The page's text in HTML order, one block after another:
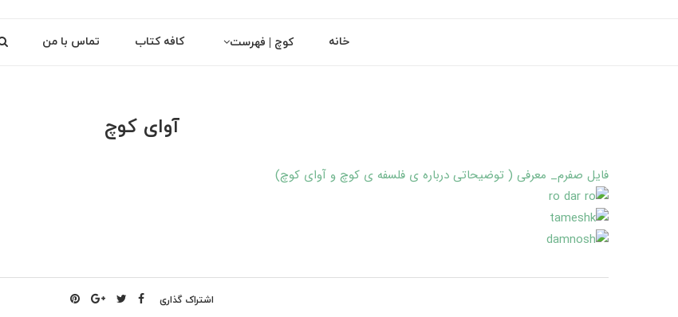
خانه کوچ | فهرست کافه کتاب تماس با من
آوای کوچ
فایل صفرم_ معرفی ( توضیحاتی درباره ی فلسفه ی کوچ و آوای کوچ)
اشتراک گذاری